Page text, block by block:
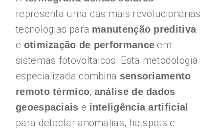
representa uma das mais revolucionárias
tecnologias para manutenção preditiva
e otimização de performance em
sistemas fotovoltaicos. Esta metodologia
especializada combina sensoriamento
remoto térmico, análise de dados
geoespaciais e inteligência artificial
para detectar anomalias, hotspots e